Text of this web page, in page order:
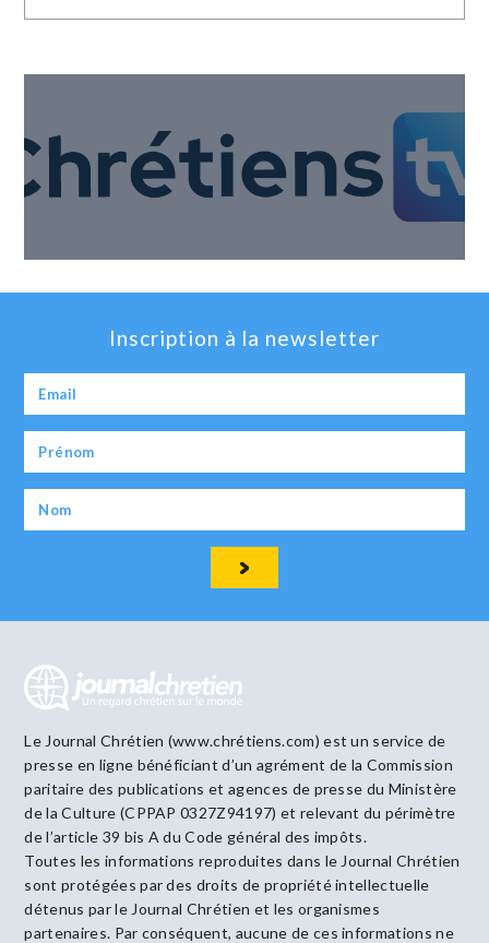
Inscription à la newsletter
Le Journal Chrétien (www.chrétiens.com) est un service de
presse en ligne bénéficiant d’un agrément de la Commission
paritaire des publications et agences de presse du Ministère
de la Culture (CPPAP 0327Z94197) et relevant du périmètre
de l’article 39 bis A du Code général des impôts.
Toutes les informations reproduites dans le Journal Chrétien
sont protégées par des droits de propriété intellectuelle
détenus par le Journal Chrétien et les organismes
partenaires. Par conséquent, aucune de ces informations ne